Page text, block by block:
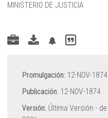
MINISTERIO DE JUSTICIA
Promulgación: 12-NOV-1874
Publicación: 12-NOV-1874
Versión: Última Versión - de